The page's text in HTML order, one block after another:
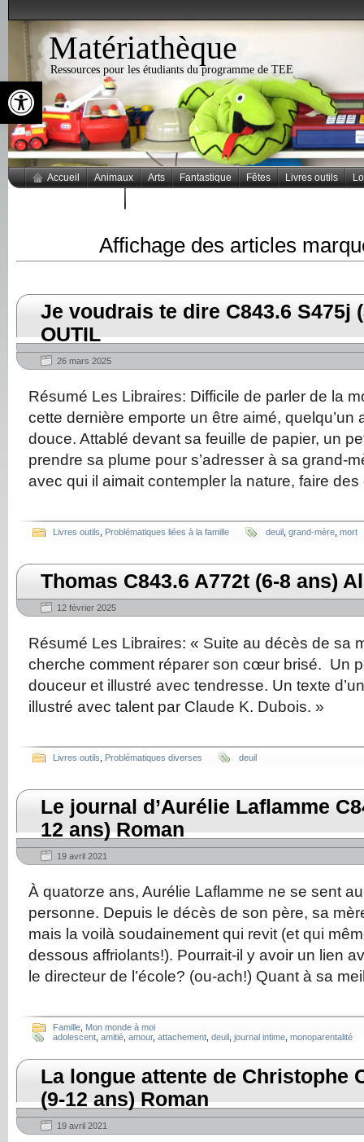
Ouvrir la barre d’outils
Matériathèque
Ressources pour les étudiants du programme de TEE
Accueil Animaux Arts Fantastique Fêtes Livres outils
Affichage des articles
Je voudrais te dire C843.6 S475j
OUTIL
26 mars 2025
Résumé Les Libraires: Difficile de parler de la
cette dernière emporte un être aimé, quelqu’un
douce. Attablé devant sa feuille de papier, un
prendre sa plume pour s’adresser à sa grand-
avec qui il aimait contempler la nature, faire
Livres outils Problématiques liées à la famille deuil grand-mère mort
Thomas C843.6 A772t (6-8 ans)
12 février 2025
Résumé Les Libraires: « Suite au décès de sa
cherche comment réparer son cœur brisé. Un
douceur et illustré avec tendresse. Un texte
illustré avec talent par Claude K. Dubois. »
Livres outils Problématiques diverses deuil
Le journal d’Aurélie Laflamme
12 ans) Roman
19 avril 2021
À quatorze ans, Aurélie Laflamme ne se sent
personne. Depuis le décès de son père, sa
mais la voilà soudainement qui revit (et qui
dessous affriolants!). Pourrait-il y avoir un lien
le directeur de l’école? (ou-ach!) Quant à sa
Famille Mon monde à moi
adolescent amitié amour, attachement deuil journal intime monoparentalité
La longue attente de Christophe
(9-12 ans) Roman
19 avril 2021